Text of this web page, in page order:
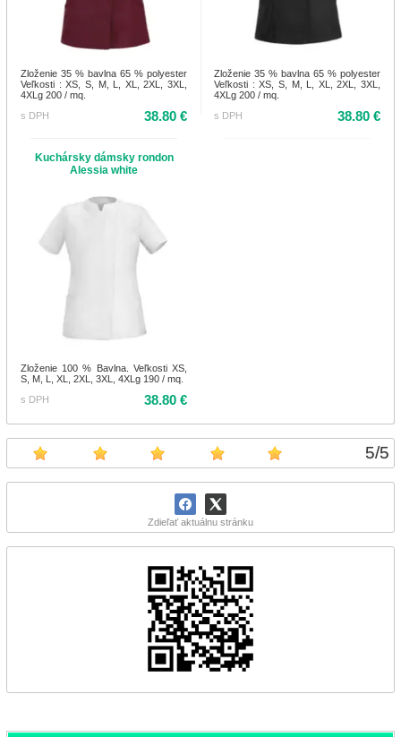
5/5
Zdieľať aktuálnu stránku
Zloženie 35 % bavlna 65 % polyester
Veľkosti : XS, S, M, L, XL, 2XL, 3XL,
4XLg 200 / mq.
s DPH
38.80 €
Zloženie 35 % bavlna 65 % polyester
Veľkosti : XS, S, M, L, XL, 2XL, 3XL,
4XLg 200 / mq.
s DPH
38.80 €
Kuchársky dámsky rondon
Alessia white
Zloženie 100 % Bavlna. Veľkosti XS,
S, M, L, XL, 2XL, 3XL, 4XLg 190 / mq.
s DPH
38.80 €